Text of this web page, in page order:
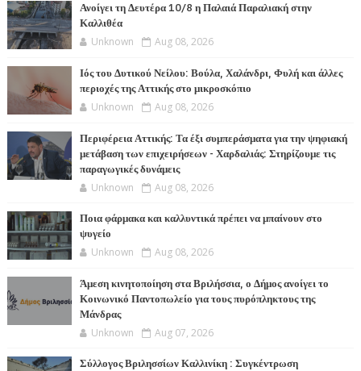
Ανοίγει τη Δευτέρα 10/8 η Παλαιά Παραλιακή στην
Καλλιθέα
Unknown Aug 08, 2026
Ιός του Δυτικού Νείλου: Βούλα, Χαλάνδρι, Φυλή και άλλες
περιοχές της Αττικής στο μικροσκόπιο
Unknown Aug 08, 2026
Περιφέρεια Αττικής: Τα έξι συμπεράσματα για την ψηφιακή
μετάβαση των επιχειρήσεων - Χαρδαλιάς: Στηρίζουμε τις
παραγωγικές δυνάμεις
Unknown Aug 08, 2026
Ποια φάρμακα και καλλυντικά πρέπει να μπαίνουν στο
ψυγείο
Unknown Aug 08, 2026
Άμεση κινητοποίηση στα Βριλήσσια, ο Δήμος ανοίγει το
Κοινωνικό Παντοπωλείο για τους πυρόπληκτους της
Μάνδρας
Unknown Aug 07, 2026
Σύλλογος Βριλησσίων Καλλινίκη : Συγκέντρωση